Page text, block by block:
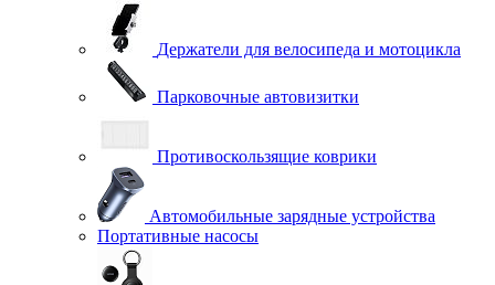
Держатели для велосипеда и мотоцикла
Парковочные автовизитки
Противоскользящие коврики
Автомобильные зарядные устройства
Портативные насосы